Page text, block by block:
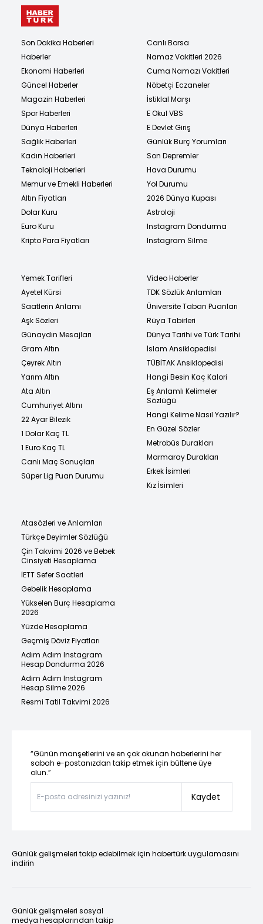
Son Dakika Haberleri
Haberler
Ekonomi Haberleri
Güncel Haberler
Magazin Haberleri
Spor Haberleri
Dünya Haberleri
Sağlık Haberleri
Kadın Haberleri
Teknoloji Haberleri
Memur ve Emekli Haberleri
Altın Fiyatları
Dolar Kuru
Euro Kuru
Kripto Para Fiyatları
Canlı Borsa
Namaz Vakitleri 2026
Cuma Namazı Vakitleri
Nöbetçi Eczaneler
İstiklal Marşı
E Okul VBS
E Devlet Giriş
Günlük Burç Yorumları
Son Depremler
Hava Durumu
Yol Durumu
2026 Dünya Kupası
Astroloji
Instagram Dondurma
Instagram Silme
Yemek Tarifleri
Ayetel Kürsi
Saatlerin Anlamı
Aşk Sözleri
Günaydın Mesajları
Gram Altın
Çeyrek Altın
Yarım Altın
Ata Altın
Cumhuriyet Altını
22 Ayar Bilezik
1 Dolar Kaç TL
1 Euro Kaç TL
Canlı Maç Sonuçları
Süper Lig Puan Durumu
Video Haberler
TDK Sözlük Anlamları
Üniversite Taban Puanları
Rüya Tabirleri
Dünya Tarihi ve Türk Tarihi
İslam Ansiklopedisi
TÜBİTAK Ansiklopedisi
Hangi Besin Kaç Kalori
Eş Anlamlı Kelimeler
Sözlüğü
Hangi Kelime Nasıl Yazılır?
En Güzel Sözler
Metrobüs Durakları
Marmaray Durakları
Erkek İsimleri
Kız İsimleri
Atasözleri ve Anlamları
Türkçe Deyimler Sözlüğü
Çin Takvimi 2026 ve Bebek
Cinsiyeti Hesaplama
İETT Sefer Saatleri
Gebelik Hesaplama
Yükselen Burç Hesaplama
2026
Yüzde Hesaplama
Geçmiş Döviz Fiyatları
Adım Adım Instagram
Hesap Dondurma 2026
Adım Adım Instagram
Hesap Silme 2026
Resmi Tatil Takvimi 2026
“Günün manşetlerini ve en çok okunan haberlerini her
sabah e-postanızdan takip etmek için bültene üye
olun.”
Kaydet
Günlük gelişmeleri takip edebilmek için habertürk uygulamasını
indirin
Günlük gelişmeleri sosyal
medya hesaplarından takip